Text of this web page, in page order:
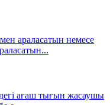
араласатын немесе
...
ағаш тығын жасаушы